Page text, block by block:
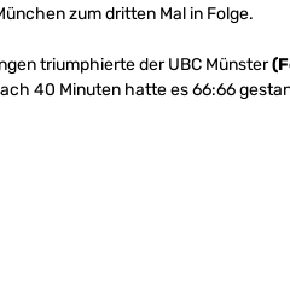
zum dritten Mal in Folge.
triumphierte der UBC Münster
40 Minuten hatte es 66:66